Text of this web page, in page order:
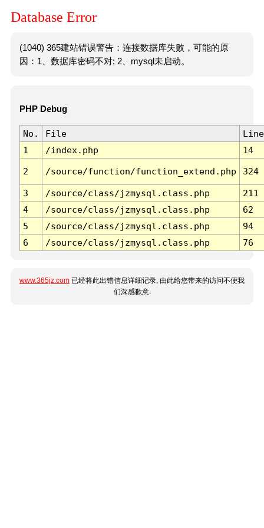
Database Error
(1040) 365建站错误警告：连接数据库失败，可能的原
因：1、数据库密码不对; 2、mysql未启动。
PHP Debug
No. File
Line
1
/index.php 14
2 /source/function/function_extend.php 324
3 /source/class/jzmysql.class.php
211
4
/source/class/jzmysql.class.php
62
5
/source/class/jzmysql.class.php
94
6
/source/class/jzmysql.class.php 76
www.365jz.com 已经将此出错信息详细记录, 由此给您带来的访问不便我
们深感歉意.